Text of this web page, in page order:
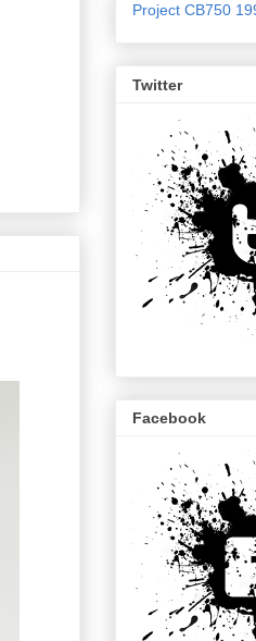
Project CB750
Twitter
Facebook